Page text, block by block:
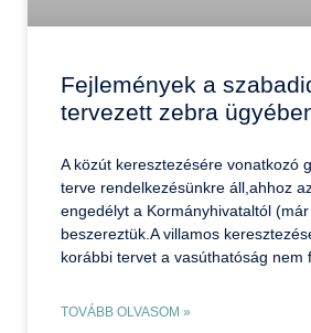
Fejlemények a
tervezett zebra
A közút keresztezésére vonatkozó
terve rendelkezésünkre áll,ahhoz
engedélyt a Kormányhivataltól
beszereztük.A villamos
korábbi tervet a vasúthatóság nem
TOVÁBB OLVASOM »